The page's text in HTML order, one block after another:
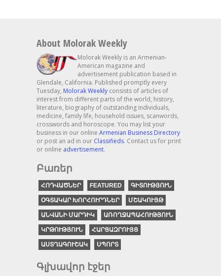
About Molorak Weekly
Molorak Weekly is an Armenian-
American magazine and
advertisement publication based in
Glendale, California. Published promptly every
Tuesday, Molorak Weekly consists of articles of
interest from different parts of the world, history,
literature, biography of outstanding individuals,
medicine, family life, household issues, scanwords,
crosswords and horoscope. You may list your
business in our online Armenian Business Directory
or post an ad in our Classifieds. Contact us for print
or online advertisement.
Բառեր
ՀՈԴՎԱԾՆԵՐ FEATURED ԳԻՏՈՒԹՅՈՒՆ
ՕԳՏԱԿԱՐ ԽՈՐՀՈՒՐԴՆԵՐ ՄՇԱԿՈՒՅԹ
ԱՆՎԱՆԻ ՄԱՐԴԻԿ ԱՌՈՂՋԱՊԱՀՈՒԹՅՈՒՆ
ԿՐԹՈՒԹՅՈՒՆ ՀԱՐՑԱԶՐՈՒՅՑ
ԱՍՏՂԱԳՈՒՇԱԿ ՍՊՈՐՏ
Գլխավոր էջեր